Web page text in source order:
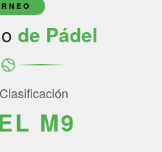
de Pádel
M9